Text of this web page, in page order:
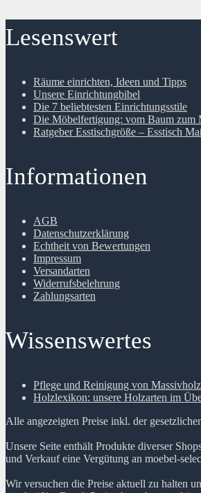
Lesenswert
Räume einrichten, Ideen und Tipps
Unsere Einrichtungbibel
Die 7 beliebtesten Einrichtungsstile
Die Möbelfertigung: vom Baum zum
Ratgeber Esstischgröße – Esstisch
Informationen
AGB
Datenschutzerklärung
Echtheit von Bewertungen
Impressum
Versandarten
Widerrufsbelehrung
Zahlungsarten
Wissenswertes
Pflege und Reinigung von
Holzlexikon: unsere Holzarten im
Alle angezeigten Preise inkl. der
Unsere Seite enthält Produkte diverser
und Verkauf eine Vergütung an moebel-
Wir versuchen die Preise aktuell zu halten